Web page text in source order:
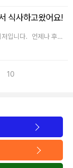
식사하고왔어요!
는 날
10